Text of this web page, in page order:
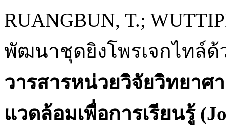
RUANGBUN, T.;
พัฒนาชุดยิงโพรเจกไทล์ด้
วารสารหน่วยวิจัยวิทยาศ
แวดล้อมเพื่อการเรียนรู้